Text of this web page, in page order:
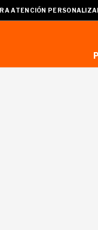
ATENCIÓN